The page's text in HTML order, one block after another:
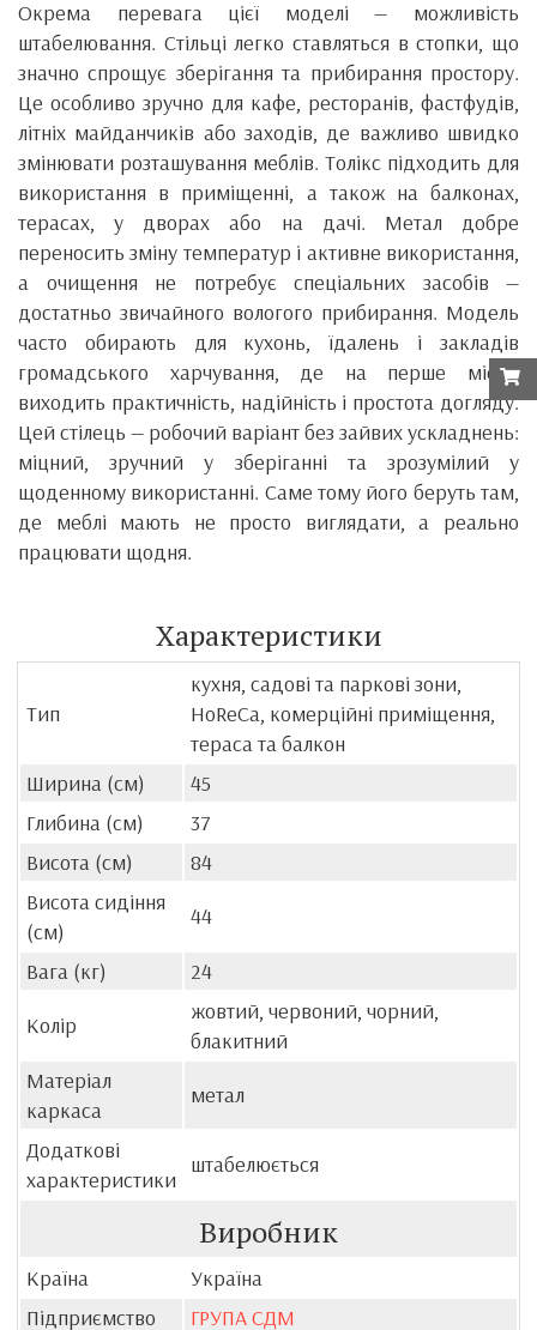
Окрема перевага цієї моделі — можливість
штабелювання. Стільці легко ставляться в стопки, що
значно спрощує зберігання та прибирання простору.
Це особливо зручно для кафе, ресторанів, фастфудів,
літніх майданчиків або заходів, де важливо швидко
змінювати розташування меблів. Толікс підходить для
використання в приміщенні, а також на балконах,
терасах, у дворах або на дачі. Метал добре
переносить зміну температур і активне використання,
а очищення не потребує спеціальних засобів —
достатньо звичайного вологого прибирання. Модель
часто обирають для кухонь, їдалень і закладів
громадського харчування, де на перше місце
виходить практичність, надійність і простота догляду.
Цей стілець — робочий варіант без зайвих ускладнень:
міцний, зручний у зберіганні та зрозумілий у
щоденному використанні. Саме тому його беруть там,
де меблі мають не просто виглядати, а реально
працювати щодня.
Характеристики
Тип
кухня, садові та паркові зони,
HoReCa, комерційні приміщення,
тераса та балкон
Ширина (см)
45
Глибина (см)
37
Висота (см)
84
Висота сидіння
(см)
44
Вага (кг)
24
Колір
жовтий, червоний, чорний,
блакитний
Матеріал
каркаса
метал
Додаткові
характеристики
штабелюється
Виробник
Країна
Україна
Підприємство
ГРУПА СДМ